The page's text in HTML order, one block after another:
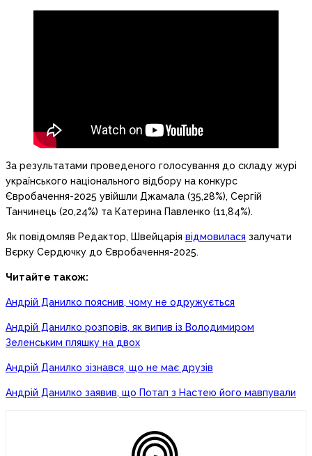
За результатами проведеного голосування до складу журі
українського національного відбору на конкурс
Євробачення-2025 увійшли Джамала (35,28%), Сергій
Танчинець (20,24%) та Катерина Павленко (11,84%).
Як повідомляв Редактор, Швейцарія відмовилася залучати
Вєрку Сердючку до Євробачення-2025.
Читайте також:
Андрій Данилко пояснив, чому не одружується
Андрій Данилко розповів, як випив із Володимиром
Зеленським пляшку на двох
Андрій Данилко зізнався, що не має друзів
Андрій Данилко заявив, що Потап з Настею його мавпували